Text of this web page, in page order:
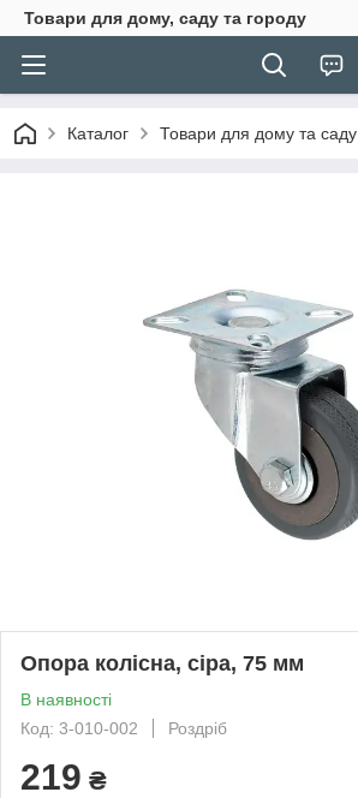
Товари для дому, саду та городу
Каталог Товари для дому та саду
Опора колісна, сiра, 75 мм
В наявності
Код: 3-010-002
Роздріб
219 ₴